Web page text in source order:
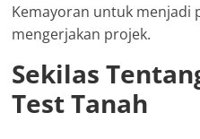
Kemayoran untuk menjadi
mengerjakan projek.
Sekilas
Test Tanah